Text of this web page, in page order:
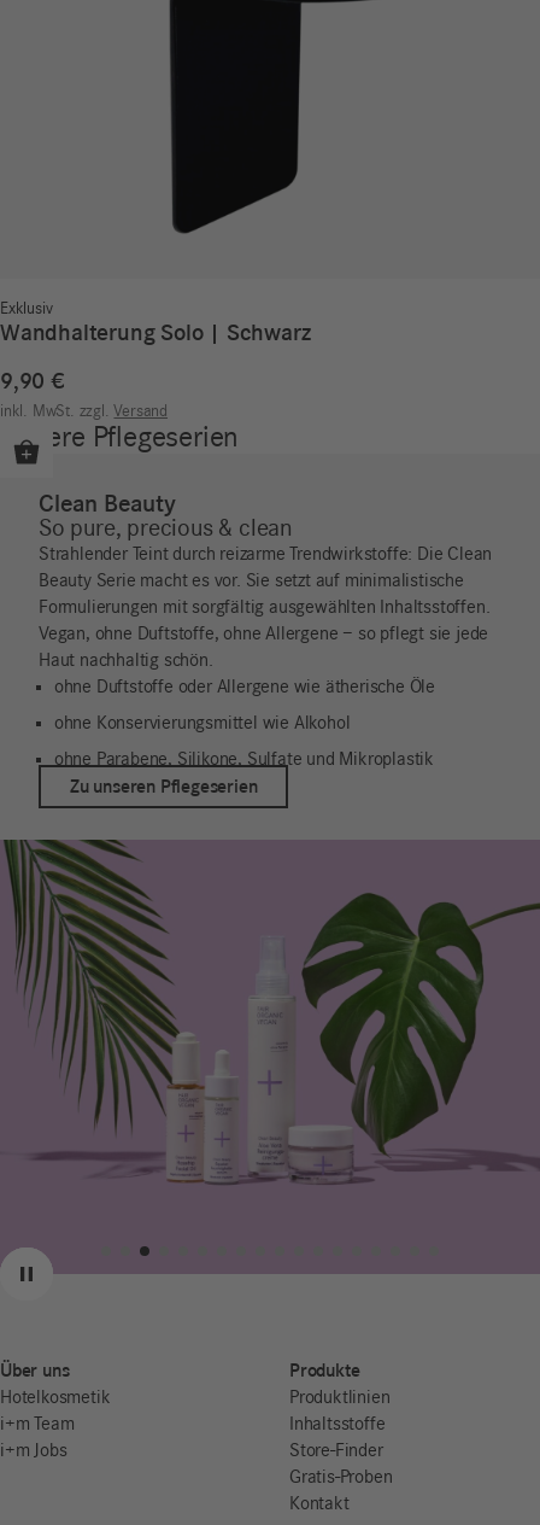
Exklusiv
Wandhalterung Solo | Schwarz
9,90 €
inkl. MwSt. zzgl. Versand
Unsere Pflegeserien
Clean Beauty
So pure, precious & clean
Strahlender Teint durch reizarme Trendwirkstoffe: Die Clean
Beauty Serie macht es vor. Sie setzt auf minimalistische
Formulierungen mit sorgfältig ausgewählten Inhaltsstoffen.
Vegan, ohne Duftstoffe, ohne Allergene – so pflegt sie jede
Haut nachhaltig schön.
ohne Duftstoffe oder Allergene wie ätherische Öle
ohne Konservierungsmittel wie Alkohol
ohne Parabene, Silikone, Sulfate und Mikroplastik
Zu unseren Pflegeserien
Zurück
Weiter
Pause
Über uns
Hotelkosmetik
i+m Team
i+m Jobs
Produkte
Produktlinien
Inhaltsstoffe
Store-Finder
Gratis-Proben
Kontakt